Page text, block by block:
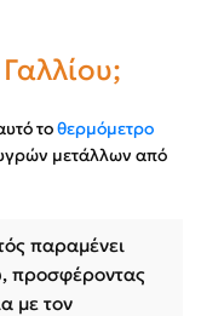
τοθερμόμετρο
μετάλλων από
παραμένει
προσφέροντας
με τον